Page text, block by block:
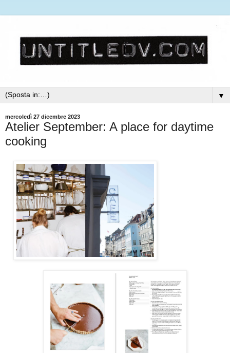
▼
mercoledì 27 dicembre 2023
Atelier September: A place for daytime
cooking